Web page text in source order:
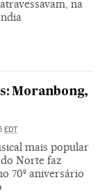
na
Moranbong,
EDT
mais popular
Norte faz
70º aniversário